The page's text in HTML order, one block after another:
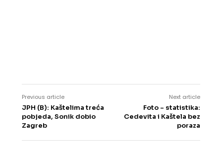
Previous article
JPH (B): Kaštelima treća
pobjeda, Sonik dobio
Zagreb
Next article
Foto – statistika:
Cedevita i Kaštela bez
poraza